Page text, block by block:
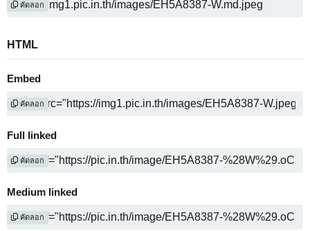
คัดลอก
HTML
Embed
คัดลอก
Full linked
คัดลอก
Medium linked
คัดลอก